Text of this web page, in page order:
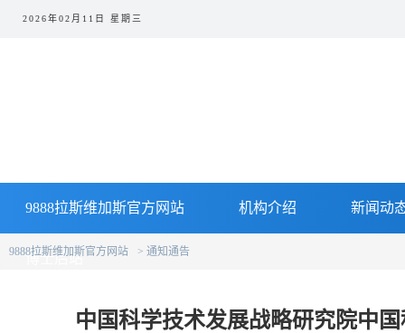
2026年02月11日 星期三
9888拉斯维加斯官方网站 机构介绍 新闻动
博士后站
9888拉斯维加斯官方网站 通知通告
中国科学技术发展战略研究院中